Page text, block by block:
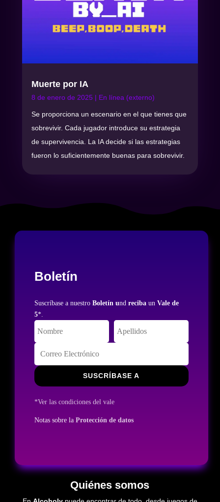
Muerte por IA
8 de enero de 2025 | En línea (externo)
Se proporciona un escenario en el que tienes que
sobrevivir. Cada jugador introduce su estrategia
de supervivencia. La IA decide si las estrategias
fueron lo suficientemente buenas para sobrevivir.
Boletín
Suscríbase a nuestro Boletín und recibaun Vale de
5*.
SUSCRÍBASE A
*Ver las condiciones del vale
Notas sobre la Protección de datos
Quiénes somos